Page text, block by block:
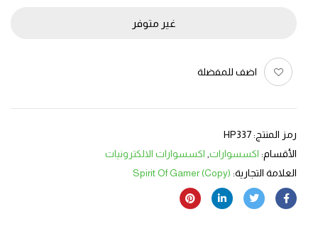
غير متوفر
اضف للمفضلة
رمز المنتج:HP337
الأقسام: اكسسوارات اكسسوارات الالكترونيات
العلامة التجارية: Spirit Of Gamer (Copy)